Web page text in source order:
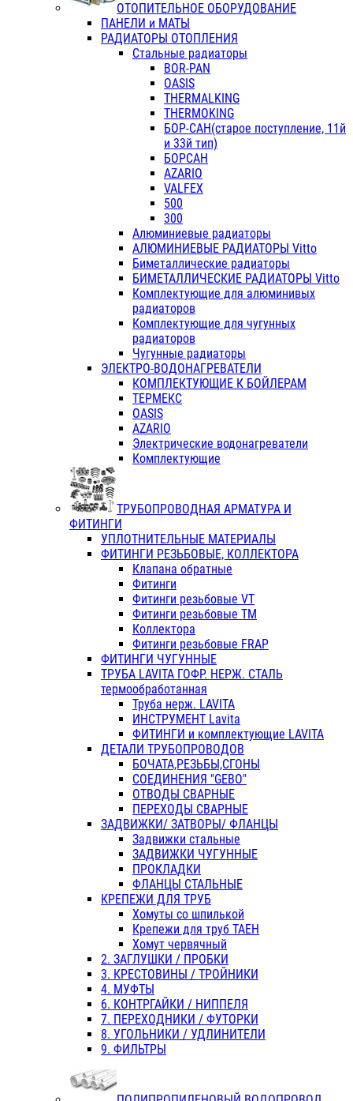
ОТОПИТЕЛЬНОЕ ОБОРУДОВАНИЕ
ПАНЕЛИ и МАТЫ
РАДИАТОРЫ ОТОПЛЕНИЯ
Стальные радиаторы
BOR-PAN
OASIS
THERMALKING
THERMOKING
БОР-САН(старое поступление, 11й
и 33й тип)
БОРСАН
AZARIO
VALFEX
500
300
Алюминиевые радиаторы
АЛЮМИНИЕВЫЕ РАДИАТОРЫ Vitto
Биметаллические радиаторы
БИМЕТАЛЛИЧЕСКИЕ РАДИАТОРЫ Vitto
Комплектующие для алюминивых
радиаторов
Комплектующие для чугунных
радиаторов
Чугунные радиаторы
ЭЛЕКТРО-ВОДОНАГРЕВАТЕЛИ
КОМПЛЕКТУЮЩИЕ К БОЙЛЕРАМ
ТЕРМЕКС
OASIS
AZARIO
Электрические водонагреватели
Комплектующие
ТРУБОПРОВОДНАЯ АРМАТУРА И
ФИТИНГИ
УПЛОТНИТЕЛЬНЫЕ МАТЕРИАЛЫ
ФИТИНГИ РЕЗЬБОВЫЕ, КОЛЛЕКТОРА
Клапана обратные
Фитинги
Фитинги резьбовые VT
Фитинги резьбовые ТМ
Коллектора
Фитинги резьбовые FRAP
ФИТИНГИ ЧУГУННЫЕ
ТРУБА LAVITA ГОФР. НЕРЖ. СТАЛЬ
термообработанная
Труба нерж. LAVITA
ИНСТРУМЕНТ Lavita
ФИТИНГИ и комплектующие LAVITA
ДЕТАЛИ ТРУБОПРОВОДОВ
БОЧАТА,РЕЗЬБЫ,СГОНЫ
СОЕДИНЕНИЯ "GEBO"
ОТВОДЫ СВАРНЫЕ
ПЕРЕХОДЫ СВАРНЫЕ
ЗАДВИЖКИ/ ЗАТВОРЫ/ ФЛАНЦЫ
Задвижки стальные
ЗАДВИЖКИ ЧУГУННЫЕ
ПРОКЛАДКИ
ФЛАНЦЫ СТАЛЬНЫЕ
КРЕПЕЖИ ДЛЯ ТРУБ
Хомуты со шпилькой
Крепежи для труб ТАЕН
Хомут червячный
2. ЗАГЛУШКИ / ПРОБКИ
3. КРЕСТОВИНЫ / ТРОЙНИКИ
4. МУФТЫ
6. КОНТРГАЙКИ / НИППЕЛЯ
7. ПЕРЕХОДНИКИ / ФУТОРКИ
8. УГОЛЬНИКИ / УДЛИНИТЕЛИ
9. ФИЛЬТРЫ